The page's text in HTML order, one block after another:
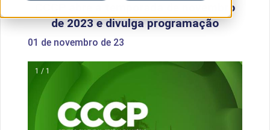
CCCP abre a temporada de novembro
de 2023 e divulga programação
01 de novembro de 23
1 / 1